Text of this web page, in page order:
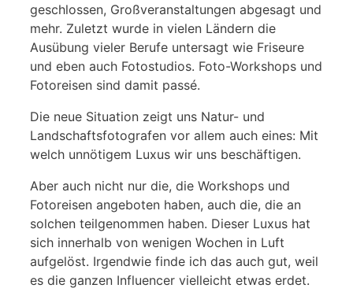
geschlossen, Großveranstaltungen abgesagt und
mehr. Zuletzt wurde in vielen Ländern die
Ausübung vieler Berufe untersagt wie Friseure
und eben auch Fotostudios. Foto-Workshops und
Fotoreisen sind damit passé.
Die neue Situation zeigt uns Natur- und
Landschaftsfotografen vor allem auch eines: Mit
welch unnötigem Luxus wir uns beschäftigen.
Aber auch nicht nur die, die Workshops und
Fotoreisen angeboten haben, auch die, die an
solchen teilgenommen haben. Dieser Luxus hat
sich innerhalb von wenigen Wochen in Luft
aufgelöst. Irgendwie finde ich das auch gut, weil
es die ganzen Influencer vielleicht etwas erdet.